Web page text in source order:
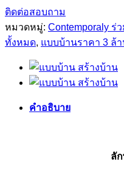
ติดต่อสอบถาม
หมวดหมู่: Contemporaly ร่
ทั้งหมด, แบบบ้านราคา 3 ล้
คำอธิบาย
ลั